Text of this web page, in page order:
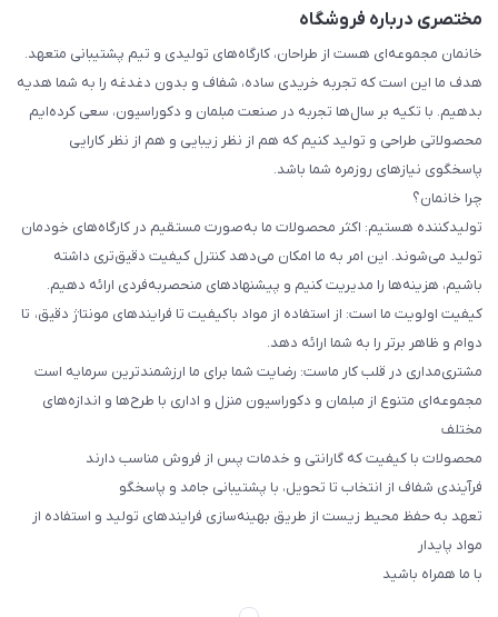
مختصری درباره فروشگاه
خانمان مجموعه‌ای هست از طراحان، کارگاه‌های تولیدی و تیم پشتیبانی متعهد.
هدف ما این است که تجربه خریدی ساده، شفاف و بدون دغدغه را به شما هدیه
بدهیم. با تکیه بر سال‌ها تجربه در صنعت مبلمان و دکوراسیون، سعی کرده‌ایم
محصولاتی طراحی و تولید کنیم که هم از نظر زیبایی و هم از نظر کارایی
پاسخگوی نیازهای روزمره شما باشد.
چرا خانمان؟
تولیدکننده هستیم: اکثر محصولات ما به‌صورت مستقیم در کارگاه‌های خودمان
تولید می‌شوند. این امر به ما امکان می‌دهد کنترل کیفیت دقیق‌تری داشته
باشیم، هزینه‌ها را مدیریت کنیم و پیشنهادهای منحصربه‌فردی ارائه دهیم.
کیفیت اولویت ما است: از استفاده از مواد باکیفیت تا فرایندهای مونتاژ دقیق، تا
دوام و ظاهر برتر را به شما ارائه دهد.
مشتری‌مداری در قلب کار ماست: رضایت شما برای ما ارزشمندترین سرمایه است
مجموعه‌ای متنوع از مبلمان و دکوراسیون منزل و اداری با طرح‌ها و اندازه‌های
مختلف
محصولات با کیفیت که گارانتی و خدمات پس از فروش مناسب دارند
فرآیندی شفاف از انتخاب تا تحویل، با پشتیبانی جامد و پاسخگو
تعهد به حفظ محیط زیست از طریق بهینه‌سازی فرایندهای تولید و استفاده از
مواد پایدار
با ما همراه باشید